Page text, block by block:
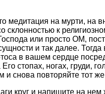
медитация на мурти, на
склонностью к
или просто ОМ,
и так далее.
в вашем сердце
стопах, ногах, груди,
и снова повторяйте тот
круг и напишите на нем